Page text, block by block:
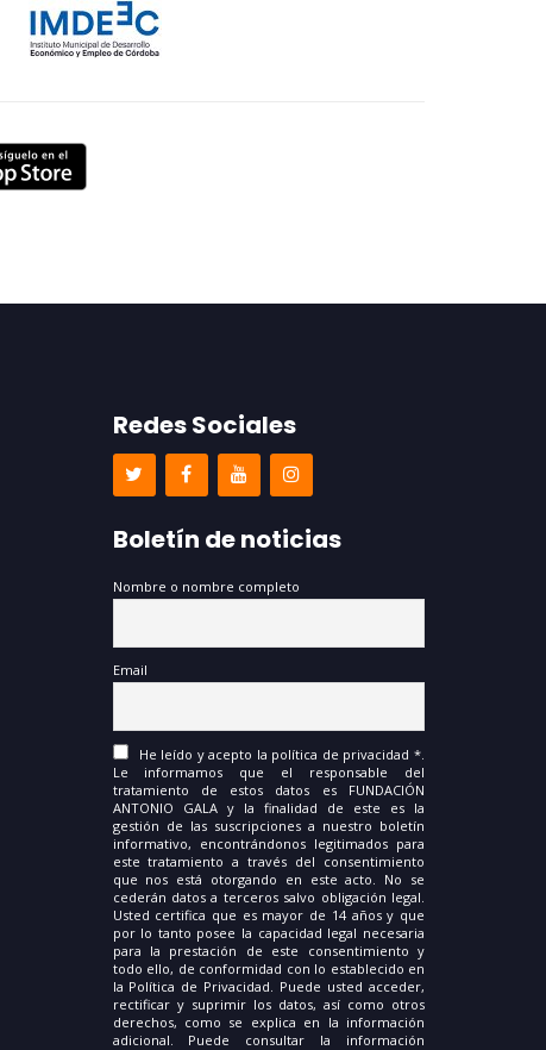
Redes Sociales
Boletín de noticias
Nombre o nombre completo
Email
He leído y acepto la política de privacidad *.
Le informamos que el responsable del
tratamiento de estos datos es FUNDACIÓN
ANTONIO GALA y la finalidad de este es la
gestión de las suscripciones a nuestro boletín
informativo, encontrándonos legitimados para
este tratamiento a través del consentimiento
que nos está otorgando en este acto. No se
cederán datos a terceros salvo obligación legal.
Usted certifica que es mayor de 14 años y que
por lo tanto posee la capacidad legal necesaria
para la prestación de este consentimiento y
todo ello, de conformidad con lo establecido en
la Política de Privacidad. Puede usted acceder,
rectificar y suprimir los datos, así como otros
derechos, como se explica en la información
adicional. Puede consultar la información